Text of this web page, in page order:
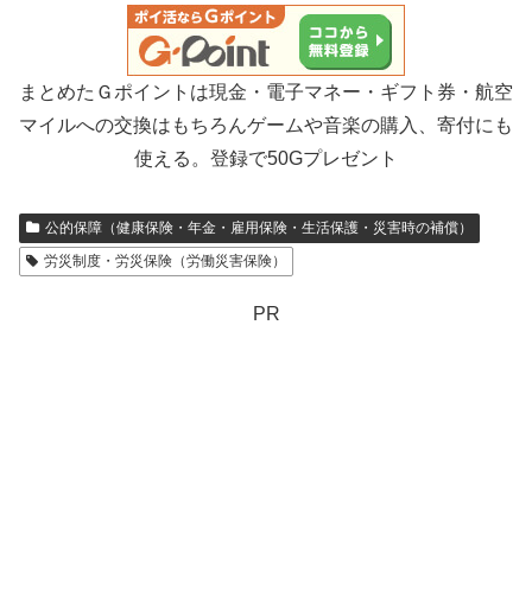
まとめたＧポイントは現金・電子マネー・ギフト券・航空
マイルへの交換はもちろんゲームや音楽の購入、寄付にも
使える。登録で50Gプレゼント
公的保障（健康保険・年金・雇用保険・生活保護・災害時の補償）
労災制度・労災保険（労働災害保険）
PR